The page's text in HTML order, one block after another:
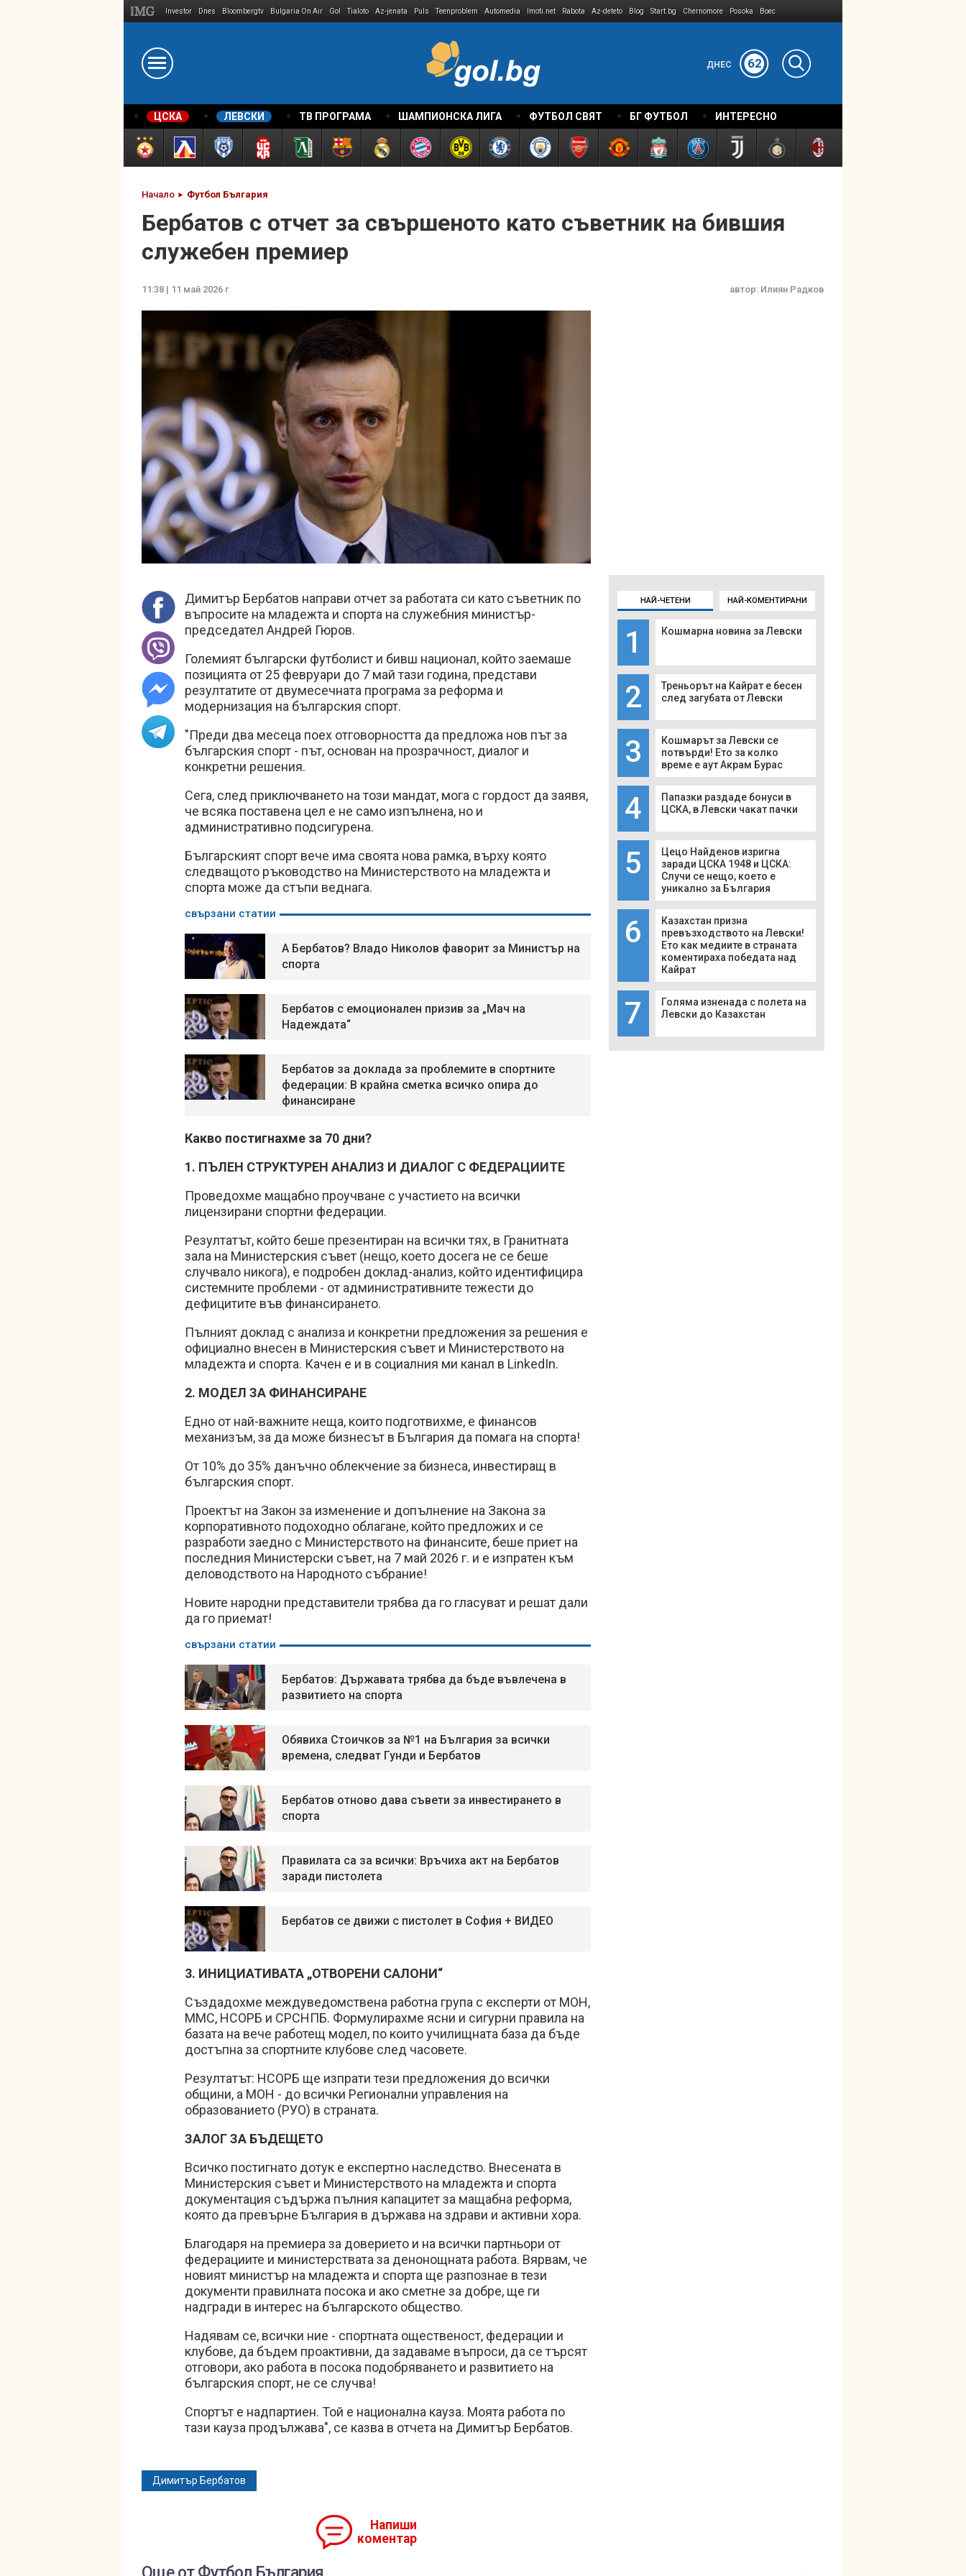
Investor Dnes Bloombergtv Bulgaria On Air Gol Tialoto Az-jenata Puls Teenproblem Automedia Imoti.net Rabota Az-deteto Blog Start.bg Chernomore Posoka Boec
ДНЕС 62
ЦСКА ЛЕВСКИ ТВ ПРОГРАМА ШАМПИОНСКА ЛИГА ФУТБОЛ СВЯТ БГ ФУТБОЛ ИНТЕРЕСНО
Начало Футбол България
Бербатов с отчет за свършеното като съветник на бившия
служебен премиер
11:38 | 11 май 2026 г. автор: Илиян Радков
Димитър Бербатов направи отчет за работата си като съветник по
въпросите на младежта и спорта на служебния министър-
председател Андрей Гюров.
Големият български футболист и бивш национал, който заемаше
позицията от 25 февруари до 7 май тази година, представи
резултатите от двумесечната програма за реформа и
модернизация на българския спорт.
"Преди два месеца поех отговорността да предложа нов път за
българския спорт - път, основан на прозрачност, диалог и
конкретни решения.
Сега, след приключването на този мандат, мога с гордост да заявя,
че всяка поставена цел е не само изпълнена, но и
административно подсигурена.
Българският спорт вече има своята нова рамка, върху която
следващото ръководство на Министерството на младежта и
спорта може да стъпи веднага.
свързани статии
А Бербатов? Владо Николов фаворит за Министър на
спорта
Бербатов с емоционален призив за „Мач на
Надеждата“
Бербатов за доклада за проблемите в спортните
федерации: В крайна сметка всичко опира до
финансиране
Какво постигнахме за 70 дни?
1. ПЪЛЕН СТРУКТУРЕН АНАЛИЗ И ДИАЛОГ С ФЕДЕРАЦИИТЕ
Проведохме мащабно проучване с участието на всички
лицензирани спортни федерации.
Резултатът, който беше презентиран на всички тях, в Гранитната
зала на Министерския съвет (нещо, което досега не се беше
случвало никога), е подробен доклад-анализ, който идентифицира
системните проблеми - от административните тежести до
дефицитите във финансирането.
Пълният доклад с анализа и конкретни предложения за решения е
официално внесен в Министерския съвет и Министерството на
младежта и спорта. Качен е и в социалния ми канал в LinkedIn.
2. МОДЕЛ ЗА ФИНАНСИРАНЕ
Едно от най-важните неща, които подготвихме, е финансов
механизъм, за да може бизнесът в България да помага на спорта!
От 10% до 35% данъчно облекчение за бизнеса, инвестиращ в
българския спорт.
Проектът на Закон за изменение и допълнение на Закона за
корпоративното подоходно облагане, който предложих и се
разработи заедно с Министерството на финансите, беше приет на
последния Министерски съвет, на 7 май 2026 г. и е изпратен към
деловодството на Народното събрание!
Новите народни представители трябва да го гласуват и решат дали
да го приемат!
свързани статии
Бербатов: Държавата трябва да бъде въвлечена в
развитието на спорта
Обявиха Стоичков за №1 на България за всички
времена, следват Гунди и Бербатов
Бербатов отново дава съвети за инвестирането в
спорта
Правилата са за всички: Връчиха акт на Бербатов
заради пистолета
Бербатов се движи с пистолет в София + ВИДЕО
3. ИНИЦИАТИВАТА „ОТВОРЕНИ САЛОНИ“
Създадохме междуведомствена работна група с експерти от МОН,
ММС, НСОРБ и СРСНПБ. Формулирахме ясни и сигурни правила на
базата на вече работещ модел, по които училищната база да бъде
достъпна за спортните клубове след часовете.
Резултатът: НСОРБ ще изпрати тези предложения до всички
общини, а МОН - до всички Регионални управления на
образованието (РУО) в страната.
ЗАЛОГ ЗА БЪДЕЩЕТО
Всичко постигнато дотук е експертно наследство. Внесената в
Министерския съвет и Министерството на младежта и спорта
документация съдържа пълния капацитет за мащабна реформа,
която да превърне България в държава на здрави и активни хора.
Благодаря на премиера за доверието и на всички партньори от
федерациите и министерствата за денонощната работа. Вярвам, че
новият министър на младежта и спорта ще разпознае в тези
документи правилната посока и ако сметне за добре, ще ги
надгради в интерес на българското общество.
Надявам се, всички ние - спортната ощественост, федерации и
клубове, да бъдем проактивни, да задаваме въпроси, да се търсят
отговори, ако работа в посока подобряването и развитието на
българския спорт, не се случва!
Спортът е надпартиен. Той е национална кауза. Моята работа по
тази кауза продължава", се казва в отчета на Димитър Бербатов.
Димитър Бербатов
Напиши
коментар
НАЙ-ЧЕТЕНИ НАЙ-КОМЕНТИРАНИ
1 Кошмарна новина за Левски
2
Треньорът на Кайрат е бесен
след загубата от Левски
3
Кошмарът за Левски се
потвърди! Ето за колко
време е аут Акрам Бурас
4
Папазки раздаде бонуси в
ЦСКА, в Левски чакат пачки
5
Цецо Найденов изригна
заради ЦСКА 1948 и ЦСКА:
Случи се нещо, което е
уникално за България
6
Казахстан призна
превъзходството на Левски!
Ето как медиите в страната
коментираха победата над
Кайрат
7
Голяма изненада с полета на
Левски до Казахстан